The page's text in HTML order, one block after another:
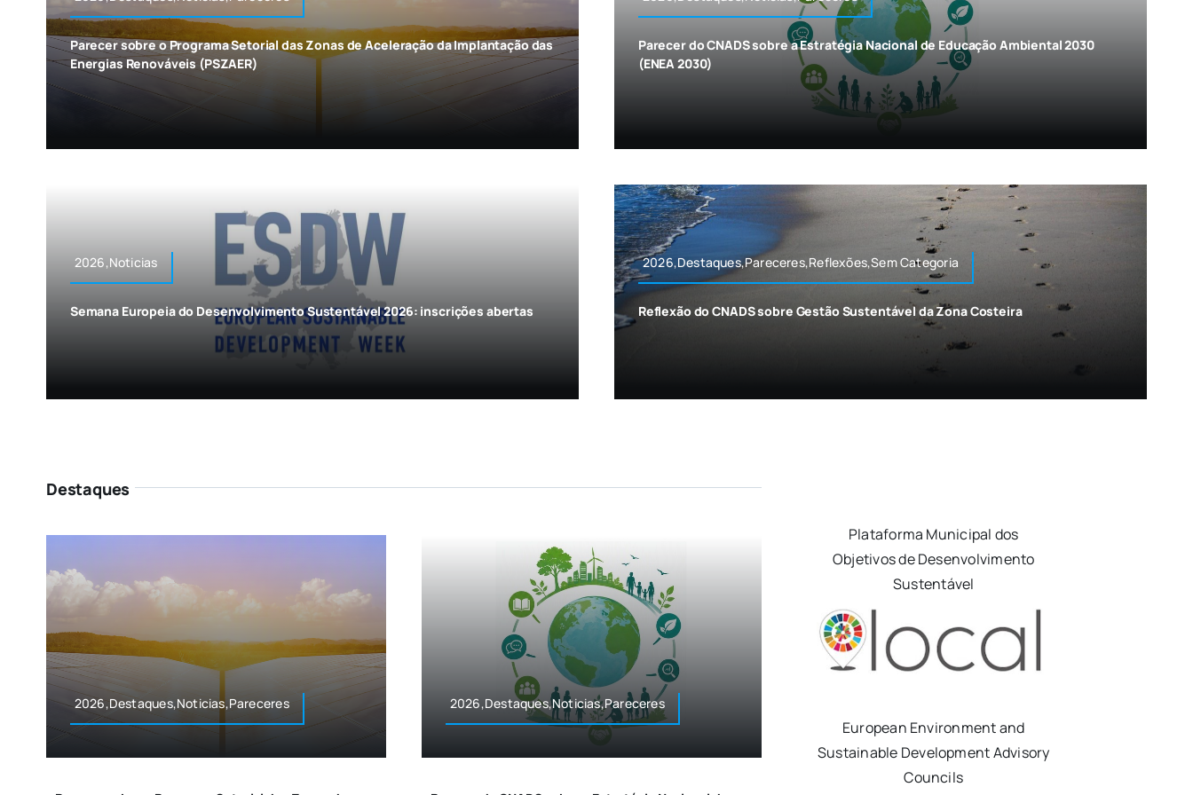
Parecer sobre o Programa Setorial das Zonas de Aceleração da Implantação das
Energias Renováveis (PSZAER)
Parecer do CNADS sobre a Estratégia Nacional de Educação Ambiental 2030
(ENEA 2030)
2026,Noticias
Semana Europeia do Desenvolvimento Sustentável 2026: inscrições abertas
2026,Destaques,Pareceres,Reflexões,Sem Categoria
Reflexão do CNADS sobre Gestão Sustentável da Zona Costeira
Destaques
2026,Destaques,Noticias,Pareceres 2026,Destaques,Noticias,Pareceres
Plataforma Municipal dos
Objetivos de Desenvolvimento
Sustentável
European Environment and
Sustainable Development Advisory
Councils